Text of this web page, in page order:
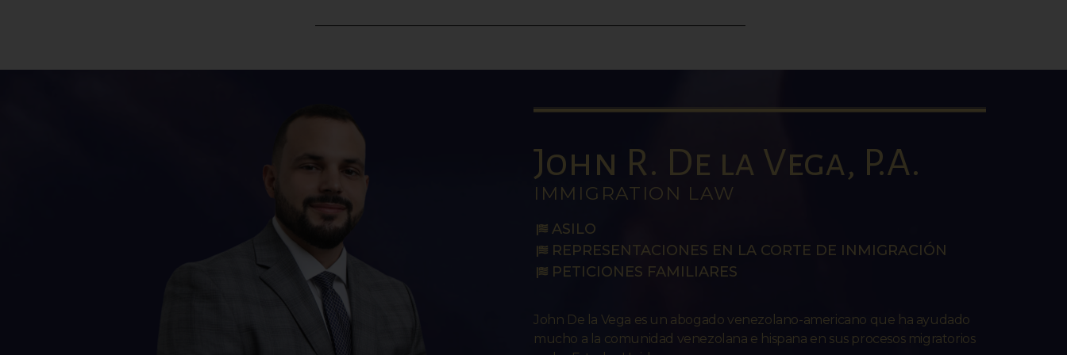
John R. De la Vega, P.A.
IMMIGRATION LAW
ASILO
REPRESENTACIONES EN LA CORTE DE INMIGRACIÓN
PETICIONES FAMILIARES
John De la Vega es un abogado venezolano-americano que ha ayudado
mucho a la comunidad venezolana e hispana en sus procesos migratorios